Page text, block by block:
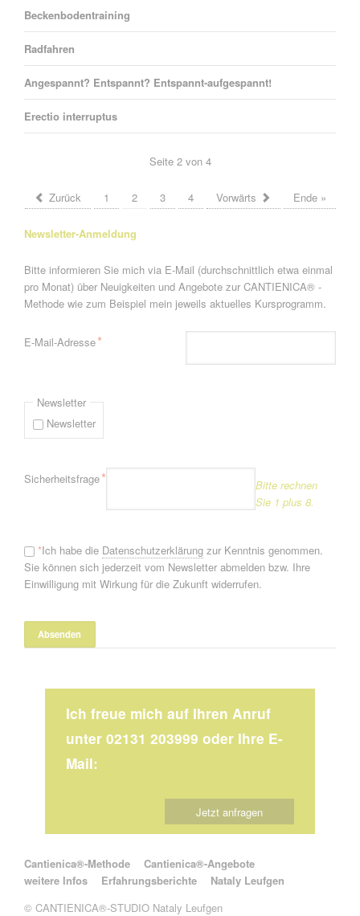
Beckenbodentraining
Radfahren
Angespannt? Entspannt? Entspannt-aufgespannt!
Erectio interruptus
Seite 2 von 4
Zurück 1 2 3 4 Vorwärts Ende »
Newsletter-Anmeldung
Bitte informieren Sie mich via E-Mail (durchschnittlich etwa einmal
pro Monat) über Neuigkeiten und Angebote zur CANTIENICA® -
Methode wie zum Beispiel mein jeweils aktuelles Kursprogramm.
Pflichtfeld
E-Mail-Adresse*
Newsletter
Newsletter
Pflichtfeld
Sicherheitsfrage*
Bitte rechnen
Sie 1 plus 8.
*Ich habe die Datenschutzerklärungzur Kenntnis genommen.
Sie können sich jederzeit vom Newsletter abmelden bzw. Ihre
Einwilligung mit Wirkung für die Zukunft widerrufen.
Ich freue mich auf Ihren Anruf
unter 02131 203999 oder Ihre E-
Mail:
Jetzt anfragen
Navigation überspringen
Cantienica®-Methode
Cantienica®-Angebote
weitere Infos
Erfahrungsberichte
Nataly Leufgen
© CANTIENICA®-STUDIO Nataly Leufgen